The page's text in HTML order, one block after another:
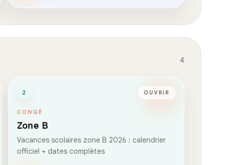
4
2 OUVRIR
CONGÉ
Zone B
Vacances scolaires zone B 2026 : calendrier
officiel + dates complètes